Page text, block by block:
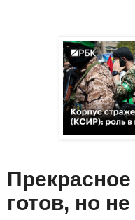
готов, но